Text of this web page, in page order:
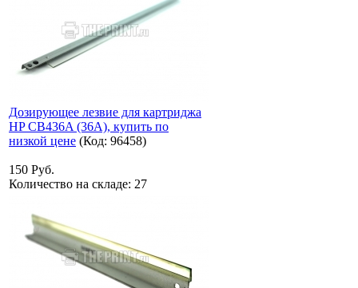
Дозирующее лезвие для картриджа
HP CB436A (36A), купить по
низкой цене (Код: 96458)
150 Руб.
Количество на складе: 27